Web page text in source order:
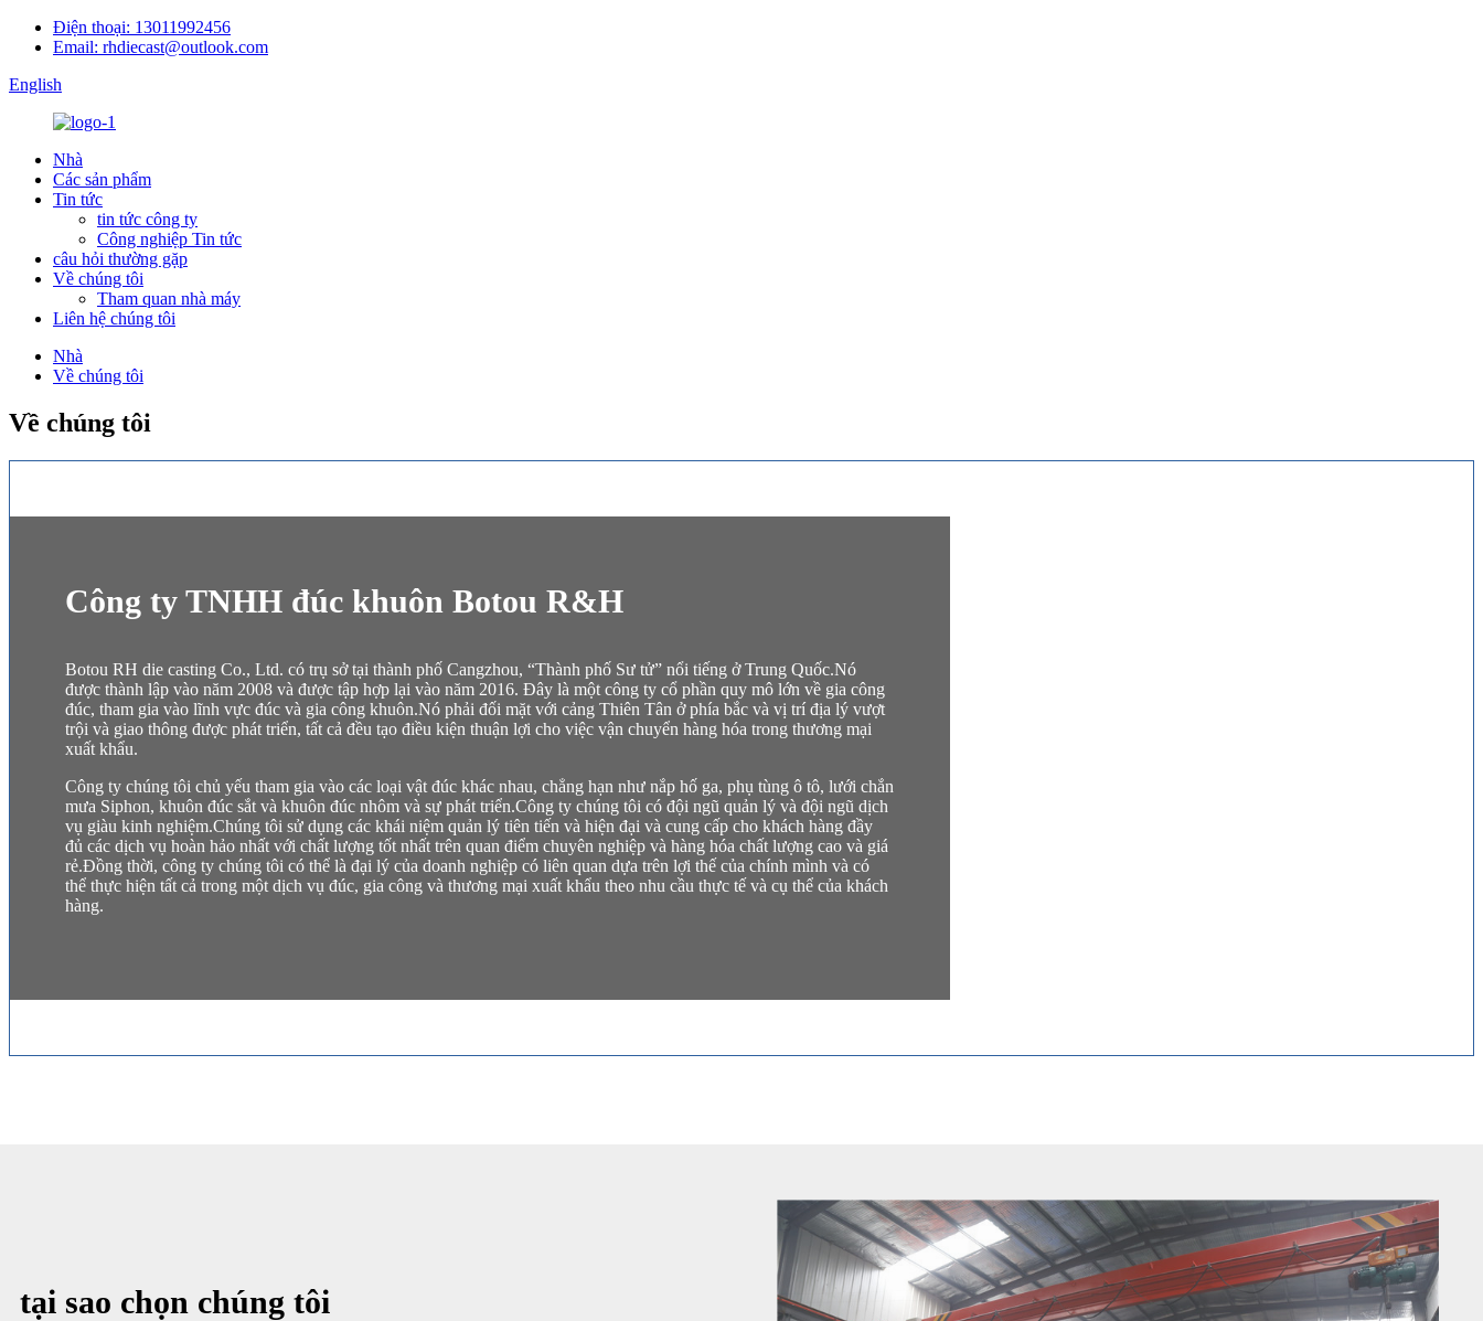
Điện thoại: 13011992456
Email: rhdiecast@outlook.com
English
Nhà
Các sản phẩm
Tin tức
tin tức công ty
Công nghiệp Tin tức
câu hỏi thường gặp
Về chúng tôi
Tham quan nhà máy
Liên hệ chúng tôi
Nhà
Về chúng tôi
Về chúng tôi
Công ty TNHH đúc khuôn Botou R&H
Botou RH die casting Co., Ltd. có trụ sở tại thành phố Cangzhou, “Thành phố Sư tử” nổi tiếng ở Trung Quốc.Nó
được thành lập vào năm 2008 và được tập hợp lại vào năm 2016. Đây là một công ty cổ phần quy mô lớn về gia công
đúc, tham gia vào lĩnh vực đúc và gia công khuôn.Nó phải đối mặt với cảng Thiên Tân ở phía bắc và vị trí địa lý vượt
trội và giao thông được phát triển, tất cả đều tạo điều kiện thuận lợi cho việc vận chuyển hàng hóa trong thương mại
xuất khẩu.
Công ty chúng tôi chủ yếu tham gia vào các loại vật đúc khác nhau, chẳng hạn như nắp hố ga, phụ tùng ô tô, lưới chắn
mưa Siphon, khuôn đúc sắt và khuôn đúc nhôm và sự phát triển.Công ty chúng tôi có đội ngũ quản lý và đội ngũ dịch
vụ giàu kinh nghiệm.Chúng tôi sử dụng các khái niệm quản lý tiên tiến và hiện đại và cung cấp cho khách hàng đầy
đủ các dịch vụ hoàn hảo nhất với chất lượng tốt nhất trên quan điểm chuyên nghiệp và hàng hóa chất lượng cao và giá
rẻ.Đồng thời, công ty chúng tôi có thể là đại lý của doanh nghiệp có liên quan dựa trên lợi thế của chính mình và có
thể thực hiện tất cả trong một dịch vụ đúc, gia công và thương mại xuất khẩu theo nhu cầu thực tế và cụ thể của khách
hàng.
tại sao chọn chúng tôi